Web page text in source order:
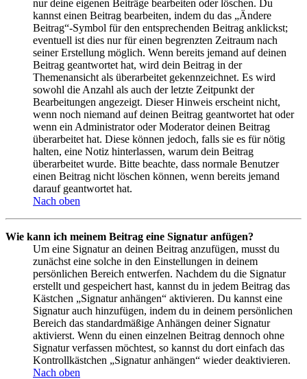
nur deine eigenen Beiträge bearbeiten oder löschen. Du
kannst einen Beitrag bearbeiten, indem du das „Ändere
Beitrag“-Symbol für den entsprechenden Beitrag anklickst;
eventuell ist dies nur für einen begrenzten Zeitraum nach
seiner Erstellung möglich. Wenn bereits jemand auf deinen
Beitrag geantwortet hat, wird dein Beitrag in der
Themenansicht als überarbeitet gekennzeichnet. Es wird
sowohl die Anzahl als auch der letzte Zeitpunkt der
Bearbeitungen angezeigt. Dieser Hinweis erscheint nicht,
wenn noch niemand auf deinen Beitrag geantwortet hat oder
wenn ein Administrator oder Moderator deinen Beitrag
überarbeitet hat. Diese können jedoch, falls sie es für nötig
halten, eine Notiz hinterlassen, warum dein Beitrag
überarbeitet wurde. Bitte beachte, dass normale Benutzer
einen Beitrag nicht löschen können, wenn bereits jemand
darauf geantwortet hat.
Nach oben
Wie kann ich meinem Beitrag eine Signatur anfügen?
Um eine Signatur an deinen Beitrag anzufügen, musst du
zunächst eine solche in den Einstellungen in deinem
persönlichen Bereich entwerfen. Nachdem du die Signatur
erstellt und gespeichert hast, kannst du in jedem Beitrag das
Kästchen „Signatur anhängen“ aktivieren. Du kannst eine
Signatur auch hinzufügen, indem du in deinem persönlichen
Bereich das standardmäßige Anhängen deiner Signatur
aktivierst. Wenn du einen einzelnen Beitrag dennoch ohne
Signatur verfassen möchtest, so kannst du dort einfach das
Kontrollkästchen „Signatur anhängen“ wieder deaktivieren.
Nach oben